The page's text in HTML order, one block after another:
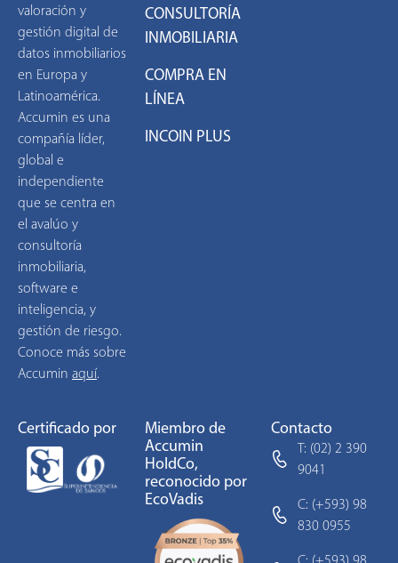
valoración y
gestión digital de
datos inmobiliarios
en Europa y
Latinoamérica.
Accumin es una
compañía líder,
global e
independiente
que se centra en
el avalúo y
consultoría
inmobiliaria,
software e
inteligencia, y
gestión de riesgo.
Conoce más sobre
Accumin aquí.
CONSULTORÍA
INMOBILIARIA
COMPRA EN
LÍNEA
INCOIN PLUS
Certificado por
Miembro de
Accumin
HoldCo,
reconocido por
EcoVadis
Contacto
T: (02) 2 390
9041
C: (+593) 98
830 0955